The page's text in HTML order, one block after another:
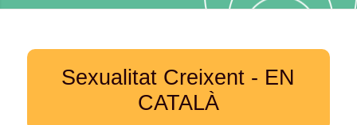
Sexualitat Creixent - EN
CATALÀ